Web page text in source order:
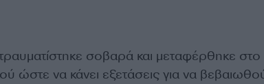
σοβαρά και μεταφέρθηκε στο
ώστε να κάνει εξετάσεις για να